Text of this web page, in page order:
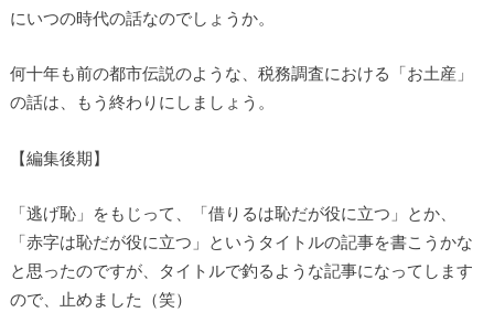
にいつの時代の話なのでしょうか。
何十年も前の都市伝説のような、税務調査における「お土産」
の話は、もう終わりにしましょう。
【編集後期】
「逃げ恥」をもじって、「借りるは恥だが役に立つ」とか、
「赤字は恥だが役に立つ」というタイトルの記事を書こうかな
と思ったのですが、タイトルで釣るような記事になってします
ので、止めました（笑）